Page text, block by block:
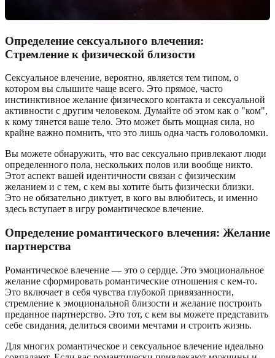
Определение сексуального влечения:
Стремление к физической близости
Сексуальное влечение, вероятно, является тем типом, о
котором вы слышите чаще всего. Это прямое, часто
инстинктивное желание физического контакта и сексуальной
активности с другим человеком. Думайте об этом как о "ком",
к кому тянется ваше тело. Это может быть мощная сила, но
крайне важно помнить, что это лишь одна часть головоломки.
Вы можете обнаружить, что вас сексуально привлекают люди
определенного пола, нескольких полов или вообще никто.
Этот аспект вашей идентичности связан с физическим
желанием и с тем, с кем вы хотите быть физически близки.
Это не обязательно диктует, в кого вы влюбитесь, и именно
здесь вступает в игру романтическое влечение.
Определение романтического влечения: Желание
партнерства
Романтическое влечение — это о сердце. Это эмоциональное
желание сформировать романтические отношения с кем-то.
Это включает в себя чувства глубокой привязанности,
стремление к эмоциональной близости и желание построить
преданное партнерство. Это тот, с кем вы можете представить
себе свидания, делиться своими мечтами и строить жизнь.
Для многих романтическое и сексуальное влечение идеально